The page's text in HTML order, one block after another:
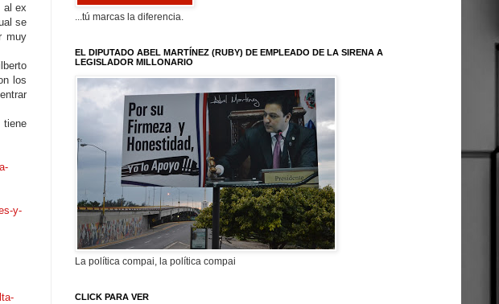
al ex
se
muy
los
y-
...tú marcas la diferencia.
EL DIPUTADO ABEL MARTÍNEZ (RUBY) DE EMPLEADO DE LA SIRENA A
LEGISLADOR MILLONARIO
La política compai, la política compai
CLICK PARA VER